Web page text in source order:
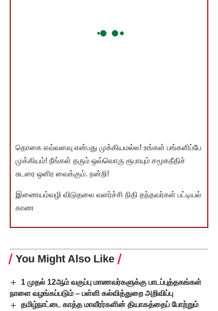
தொகை எவ்வளவு என்பது முக்கியமல்ல! உங்கள் பங்களிப்பே
முக்கியம்! நீங்கள் தரும் ஒவ்வொரு ரூபாயும் சமூகநீதிச்
சுடரை ஒளிர வைக்கும். நன்றி!
இணையம்வழி விடுதலை வளர்ச்சி நிதி தந்தவர்கள் பட்டியல்
காண
You Might Also Like
1 முதல் 12ஆம் வகுப்பு மாணவர்களுக்கு பாடப்புத்தகங்கள்
நாளை வழங்கப்படும் – பள்ளி கல்வித்துறை அறிவிப்பு
தமிழ்நாட்டை காத்த மாவீரர்களின் தியாகத்தைப் போற்றும்